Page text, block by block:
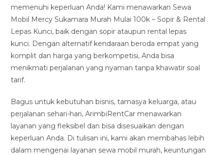
memenuhi keperluan Anda! Kami menawarkan Sewa
Mobil Mercy Sukamara Murah Mulai 100k – Sopir & Rental
Lepas Kunci, baik dengan sopir ataupun rental lepas
kunci. Dengan alternatif kendaraan beroda empat yang
komplit dan harga yang berkompetisi, Anda bisa
menikmati perjalanan yang nyaman tanpa khawatir soal
tarif.
Bagus untuk kebutuhan bisnis, tamasya keluarga, atau
perjalanan sehari-hari, ArimbiRentCar menawarkan
layanan yang fleksibel dan bisa disesuaikan dengan
keperluan Anda. Di tulisan ini, kami akan membahas lebih
dalam mengenai layanan sewa mobil murah, keuntungan